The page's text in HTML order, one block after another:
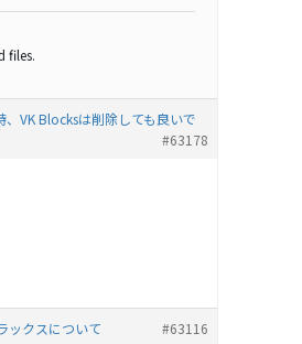
files.
VK Blocksは削除しても良いで
#63178
ックスについて #63116